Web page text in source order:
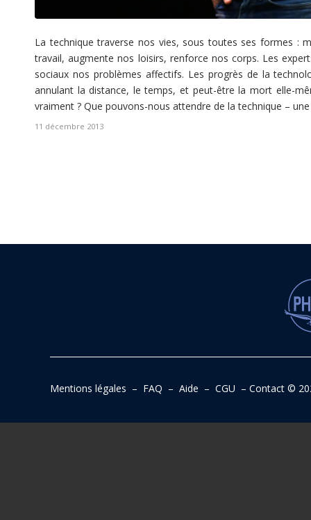
La technique traverse nos vies, sous toutes ses formes :
travail, augmente nos loisirs, renforce nos corps. Les
sociaux nos problèmes affectifs. Les progrès de la
annulant la distance, le temps, et peut-être la mort elle-
vraiment ? Que pouvons-nous attendre de la technique –
11 décembre 2013
Mentions légales – FAQ – Aide – CGU – Contact©